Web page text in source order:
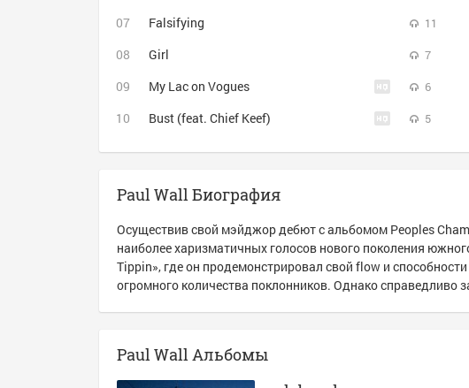
Falsifying
11
Girl
7
My Lac on Vogues
6
Bust (feat. Chief Keef)
5
Paul Wall Биография
Осуществив свой мэйджор дебют с альбомом Peoples
наиболее харизматичных голосов нового поколения
Tippin», где он продемонстрировал свой flow и
огромного количества поклонников. Однако справедливо
Paul Wall Альбомы